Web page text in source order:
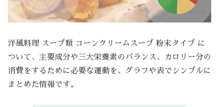
洋風料理 スープ類 コーンクリームスープ 粉末タイプ に
ついて、主要成分や三大栄養素のバランス、カロリー分の
消費をするために必要な運動を、グラフや表でシンプルに
まとめた情報です。